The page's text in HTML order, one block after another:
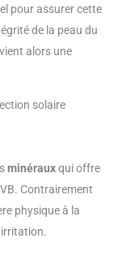
pour assurer cette
de la peau du
alors une
solaire
minérauxqui offre
Contrairement
physique à la